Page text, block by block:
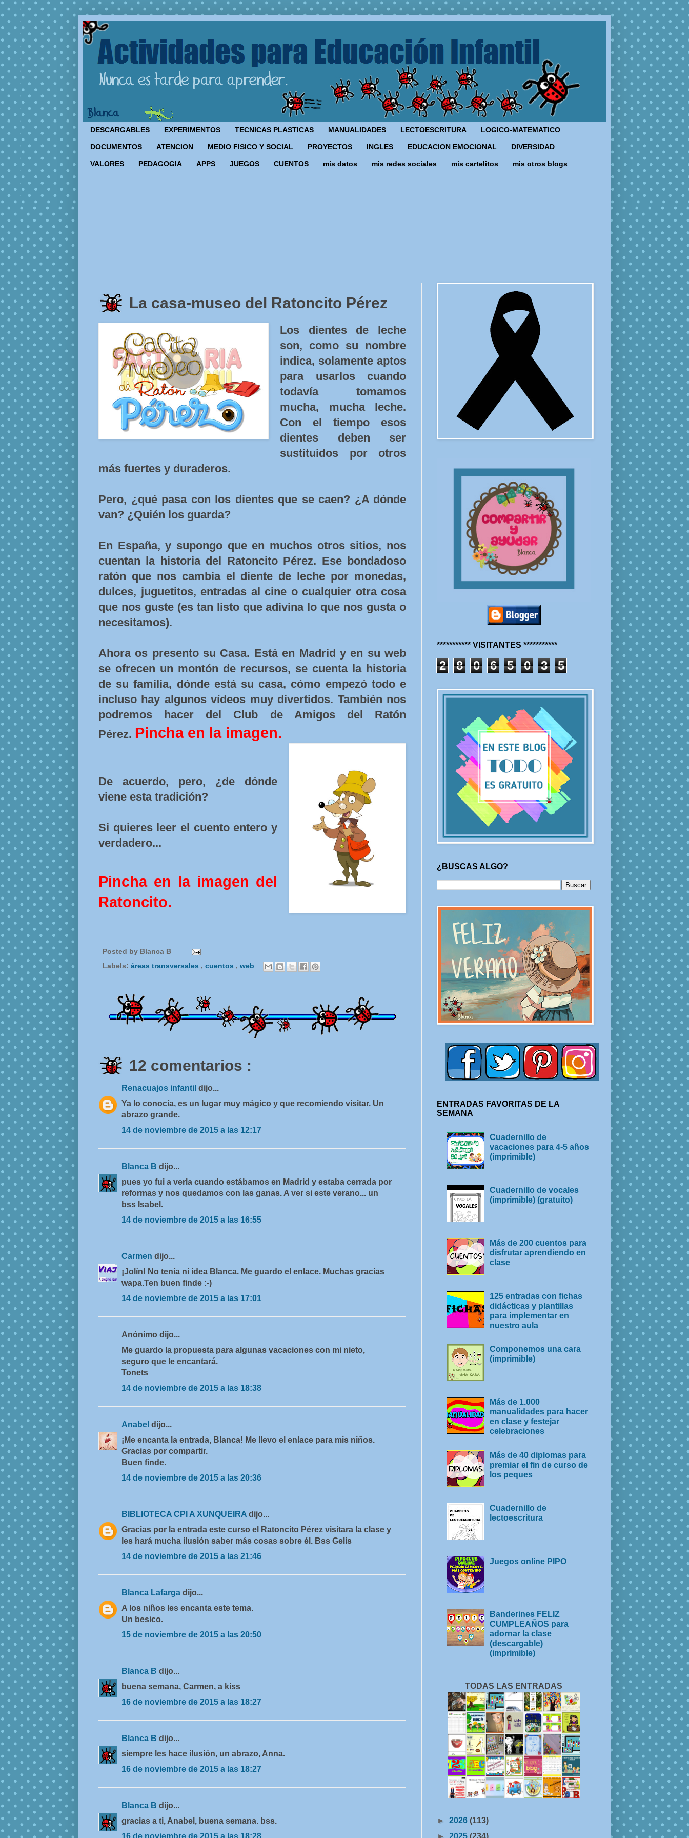
DESCARGABLES EXPERIMENTOS TECNICAS PLASTICAS MANUALIDADES LECTOESCRITURA LOGICO-MATEMATICO
DOCUMENTOS ATENCION MEDIO FISICO Y SOCIAL PROYECTOS INGLES EDUCACION EMOCIONAL DIVERSIDAD
VALORES PEDAGOGIA APPS JUEGOS CUENTOS mis datos mis redes sociales mis cartelitos mis otros blogs
La casa-museo del Ratoncito Pérez
Los dientes de leche
son, como su nombre
indica, solamente aptos
para usarlos cuando
todavía tomamos
mucha, mucha leche.
Con el tiempo esos
dientes deben ser
sustituidos por otros
más fuertes y duraderos.
Pero, ¿qué pasa con los dientes que se caen? ¿A dónde
van? ¿Quién los guarda?
En España, y supongo que en muchos otros sitios, nos
cuentan la historia del Ratoncito Pérez. Ese bondadoso
ratón que nos cambia el diente de leche por monedas,
dulces, juguetitos, entradas al cine o cualquier otra cosa
que nos guste (es tan listo que adivina lo que nos gusta o
necesitamos).
Ahora os presento su Casa. Está en Madrid y en su web
se ofrecen un montón de recursos, se cuenta la historia
de su familia, dónde está su casa, cómo empezó todo e
incluso hay algunos vídeos muy divertidos. También nos
podremos hacer del Club de Amigos del Ratón
Pérez. Pincha en la imagen.
De acuerdo, pero, ¿de dónde
viene esta tradición?
Si quieres leer el cuento entero y
verdadero...
Pincha en la imagen del
Ratoncito.
Posted by Blanca B
Labels: áreas transversales , cuentos , web
12 comentarios :
Renacuajos infantil dijo...
Ya lo conocía, es un lugar muy mágico y que recomiendo visitar. Un
abrazo grande.
14 de noviembre de 2015 a las 12:17
Blanca B dijo...
pues yo fui a verla cuando estábamos en Madrid y estaba cerrada por
reformas y nos quedamos con las ganas. A ver si este verano... un
bss Isabel.
14 de noviembre de 2015 a las 16:55
Carmen dijo...
¡Jolín! No tenía ni idea Blanca. Me guardo el enlace. Muchas gracias
wapa.Ten buen finde :-)
14 de noviembre de 2015 a las 17:01
Anónimo dijo...
Me guardo la propuesta para algunas vacaciones con mi nieto,
seguro que le encantará.
Tonets
14 de noviembre de 2015 a las 18:38
Anabel dijo...
¡Me encanta la entrada, Blanca! Me llevo el enlace para mis niños.
Gracias por compartir.
Buen finde.
14 de noviembre de 2015 a las 20:36
BIBLIOTECA CPI A XUNQUEIRA dijo...
Gracias por la entrada este curso el Ratoncito Pérez visitara la clase y
les hará mucha ilusión saber más cosas sobre él. Bss Gelis
14 de noviembre de 2015 a las 21:46
Blanca Lafarga dijo...
A los niños les encanta este tema.
Un besico.
15 de noviembre de 2015 a las 20:50
Blanca B dijo...
buena semana, Carmen, a kiss
16 de noviembre de 2015 a las 18:27
Blanca B dijo...
siempre les hace ilusión, un abrazo, Anna.
16 de noviembre de 2015 a las 18:27
Blanca B dijo...
gracias a ti, Anabel, buena semana. bss.
*********** VISITANTES ***********
2 8 0 6 5 0 3 5
¿BUSCAS ALGO?
ENTRADAS FAVORITAS DE LA
SEMANA
Cuadernillo de
vacaciones para 4-5 años
(imprimible)
Cuadernillo de vocales
(imprimible) (gratuito)
Más de 200 cuentos para
disfrutar aprendiendo en
clase
125 entradas con fichas
didácticas y plantillas
para implementar en
nuestro aula
Componemos una cara
(imprimible)
Más de 1.000
manualidades para hacer
en clase y festejar
celebraciones
Más de 40 diplomas para
premiar el fin de curso de
los peques
Cuadernillo de
lectoescritura
Juegos online PIPO
Banderines FELIZ
CUMPLEAÑOS para
adornar la clase
(descargable)
(imprimible)
TODAS LAS ENTRADAS
► 2026 (113)